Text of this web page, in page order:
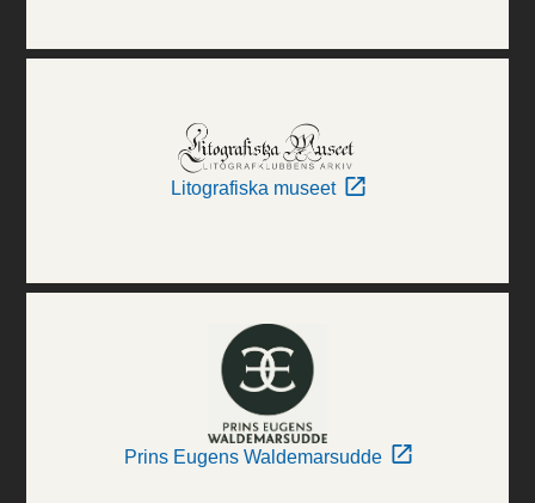
Litografiska museet
Prins Eugens Waldemarsudde